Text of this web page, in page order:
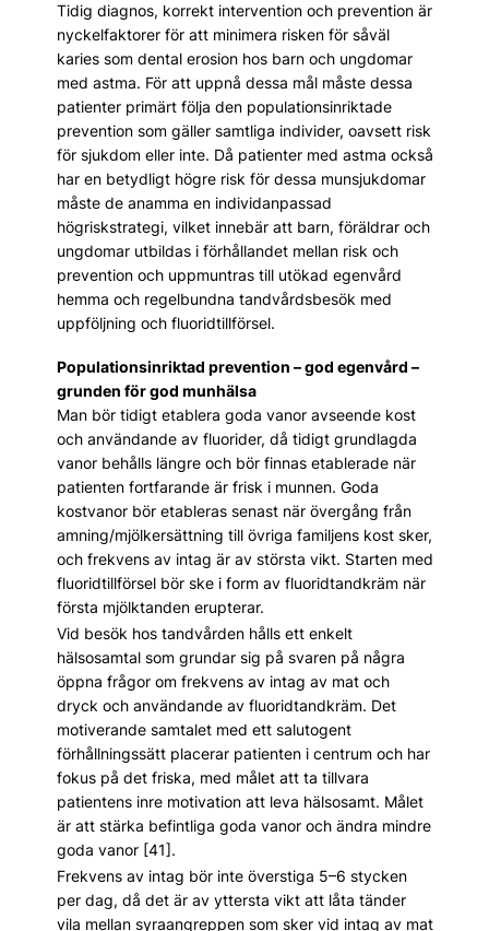
Tidig diagnos, korrekt intervention och prevention är
nyckelfaktorer för att minimera risken för såväl
karies som dental erosion hos barn och ungdomar
med astma. För att uppnå dessa mål måste dessa
patienter primärt följa den populationsinriktade
prevention som gäller samtliga individer, oavsett risk
för sjukdom eller inte. Då patienter med astma också
har en betydligt högre risk för dessa munsjukdomar
måste de anamma en individanpassad
högriskstrategi, vilket innebär att barn, föräldrar och
ungdomar utbildas i förhållandet mellan risk och
prevention och uppmuntras till utökad egenvård
hemma och regelbundna tandvårdsbesök med
uppföljning och fluoridtillförsel.
Populationsinriktad prevention – god egenvård –
grunden för god munhälsa
Man bör tidigt etablera goda vanor avseende kost
och användande av fluorider, då tidigt grundlagda
vanor behålls längre och bör finnas etablerade när
patienten fortfarande är frisk i munnen. Goda
kostvanor bör etableras senast när övergång från
amning/mjölkersättning till övriga familjens kost sker,
och frekvens av intag är av största vikt. Starten med
fluoridtillförsel bör ske i form av fluoridtandkräm när
första mjölktanden erupterar.
Vid besök hos tandvården hålls ett enkelt
hälsosamtal som grundar sig på svaren på några
öppna frågor om frekvens av intag av mat och
dryck och användande av fluoridtandkräm. Det
motiverande samtalet med ett salutogent
förhållningssätt placerar patienten i centrum och har
fokus på det friska, med målet att ta tillvara
patientens inre motivation att leva hälsosamt. Målet
är att stärka befintliga goda vanor och ändra mindre
goda vanor [41].
Frekvens av intag bör inte överstiga 5–6 stycken
per dag, då det är av yttersta vikt att låta tänder
vila mellan syraangreppen som sker vid intag av mat